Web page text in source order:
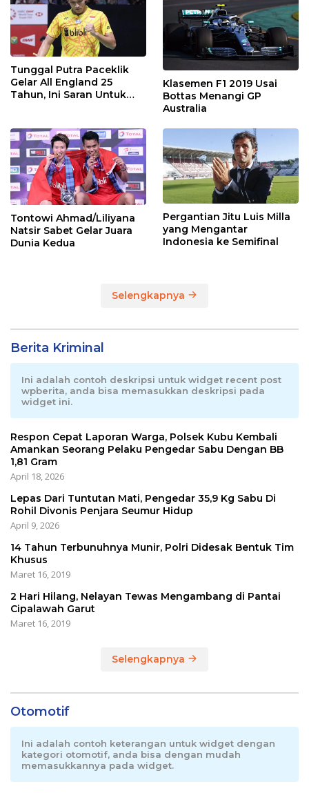
Tunggal Putra Paceklik
Gelar All England 25
Tahun, Ini Saran Untuk
Klasemen F1 2019 Usai
Bottas Menangi GP
Australia
Tontowi Ahmad/Liliyana
Natsir Sabet Gelar Juara
Dunia Kedua
Pergantian Jitu Luis Milla
yang Mengantar
Indonesia ke Semifinal
Selengkapnya
Berita Kriminal
Ini adalah contoh deskripsi untuk widget recent post
wpberita, anda bisa memasukkan deskripsi pada
widget ini.
Respon Cepat Laporan Warga, Polsek Kubu Kembali
Amankan Seorang Pelaku Pengedar Sabu Dengan BB
1,81 Gram
April 18, 2026
Lepas Dari Tuntutan Mati, Pengedar 35,9 Kg Sabu Di
Rohil Divonis Penjara Seumur Hidup
April 9, 2026
14 Tahun Terbunuhnya Munir, Polri Didesak Bentuk Tim
Khusus
Maret 16, 2019
2 Hari Hilang, Nelayan Tewas Mengambang di Pantai
Cipalawah Garut
Maret 16, 2019
Selengkapnya
Otomotif
Ini adalah contoh keterangan untuk widget dengan
kategori otomotif, anda bisa dengan mudah
memasukkannya pada widget.